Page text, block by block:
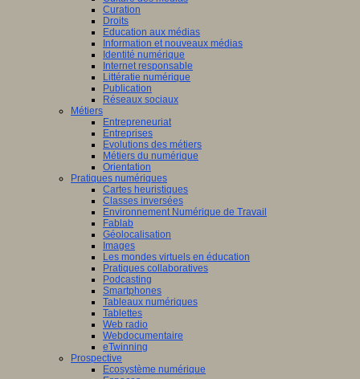
Curation
Droits
Education aux médias
Information et nouveaux médias
Identité numérique
Internet responsable
Littératie numérique
Publication
Réseaux sociaux
Métiers
Entrepreneuriat
Entreprises
Evolutions des métiers
Métiers du numérique
Orientation
Pratiques numériques
Cartes heuristiques
Classes inversées
Environnement Numérique de Travail
Fablab
Géolocalisation
Images
Les mondes virtuels en éducation
Pratiques collaboratives
Podcasting
Smartphones
Tableaux numériques
Tablettes
Web radio
Webdocumentaire
eTwinning
Prospective
Ecosystème numérique